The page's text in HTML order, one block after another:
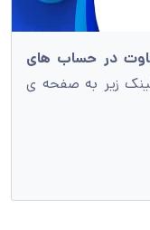
در حساب های
زیر به صفحه ی